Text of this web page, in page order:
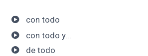
con todo
con todo y...
de todo